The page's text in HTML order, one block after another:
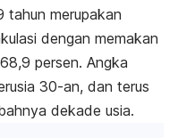
tahun merupakan
dengan memakan
persen. Angka
30-an, dan terus
dekade usia.